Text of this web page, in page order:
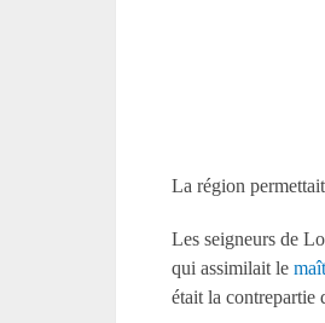
La région
Les seigneurs de
qui assimilait le
était la contrepartie